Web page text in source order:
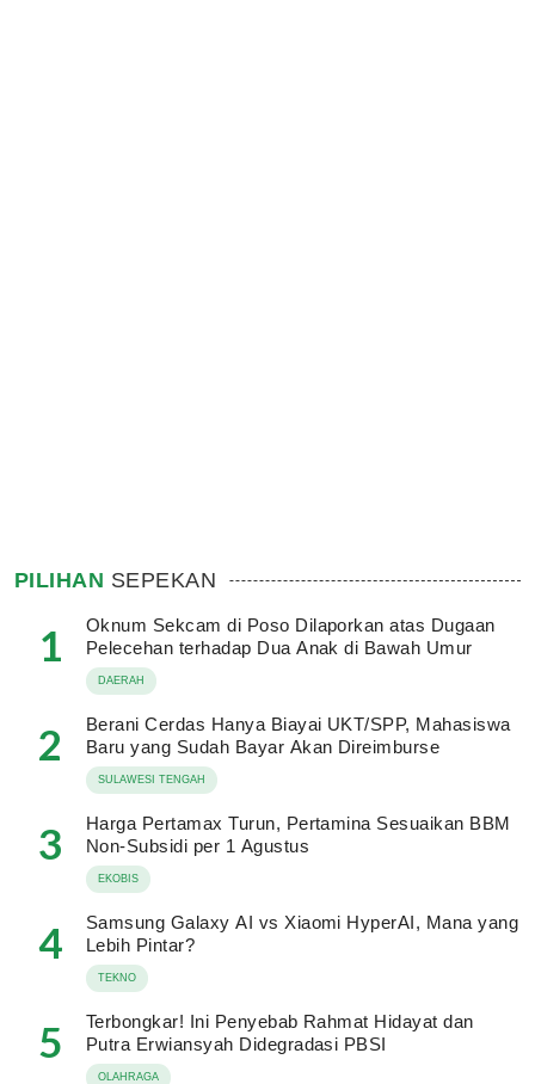
PILIHAN SEPEKAN
1
Oknum Sekcam di Poso Dilaporkan atas Dugaan
Pelecehan terhadap Dua Anak di Bawah Umur
DAERAH
2
Berani Cerdas Hanya Biayai UKT/SPP, Mahasiswa
Baru yang Sudah Bayar Akan Direimburse
SULAWESI TENGAH
3
Harga Pertamax Turun, Pertamina Sesuaikan BBM
Non-Subsidi per 1 Agustus
EKOBIS
4
Samsung Galaxy AI vs Xiaomi HyperAI, Mana yang
Lebih Pintar?
TEKNO
5
Terbongkar! Ini Penyebab Rahmat Hidayat dan
Putra Erwiansyah Didegradasi PBSI
OLAHRAGA